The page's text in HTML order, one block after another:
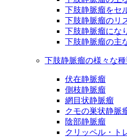
下肢静脈瘤をセ
下肢静脈瘤のリ
下肢静脈瘤にな
下肢静脈瘤の主
下肢静脈瘤の様々な
伏在静脈瘤
側枝静脈瘤
網目状静脈瘤
クモの巣状静脈
陰部静脈瘤
クリッペル・ト